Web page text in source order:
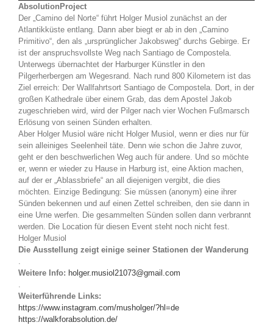
AbsolutionProject
Der „Camino del Norte“ führt Holger Musiol zunächst an der
Atlantikküste entlang. Dann aber biegt er ab in den „Camino
Primitivo“, den als „ursprünglicher Jakobsweg“ durchs Gebirge. Er
ist der anspruchsvollste Weg nach Santiago de Compostela.
Unterwegs übernachtet der Harburger Künstler in den
Pilgerherbergen am Wegesrand. Nach rund 800 Kilometern ist das
Ziel erreich: Der Wallfahrtsort Santiago de Compostela. Dort, in der
großen Kathedrale über einem Grab, das dem Apostel Jakob
zugeschrieben wird, wird der Pilger nach vier Wochen Fußmarsch
Erlösung von seinen Sünden erhalten.
Aber Holger Musiol wäre nicht Holger Musiol, wenn er dies nur für
sein alleiniges Seelenheil täte. Denn wie schon die Jahre zuvor,
geht er den beschwerlichen Weg auch für andere. Und so möchte
er, wenn er wieder zu Hause in Harburg ist, eine Aktion machen,
auf der er „Ablassbriefe“ an all diejenigen vergibt, die dies
möchten. Einzige Bedingung: Sie müssen (anonym) eine ihrer
Sünden bekennen und auf einen Zettel schreiben, den sie dann in
eine Urne werfen. Die gesammelten Sünden sollen dann verbrannt
werden. Die Location für diesen Event steht noch nicht fest.
Holger Musiol
Die Ausstellung zeigt einige seiner Stationen der Wanderung
.
Weitere Info: holger.musiol21073@gmail.com
.
Weiterführende Links:
https://www.instagram.com/musholger/?hl=de
https://walkforabsolution.de/